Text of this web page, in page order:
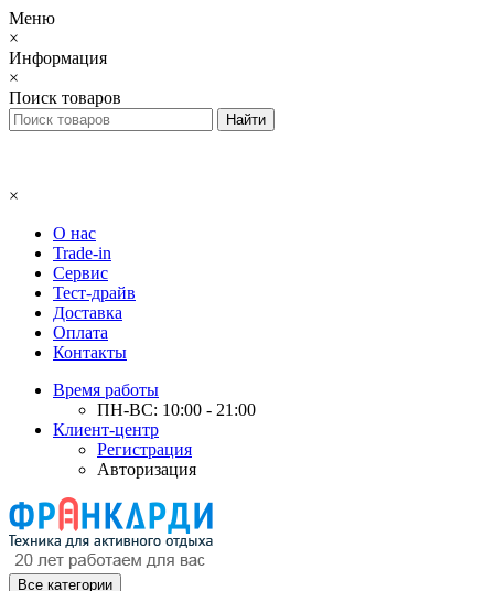
Меню
×
Информация
×
Поиск товаров
×
О нас
Trade-in
Сервис
Тест-драйв
Доставка
Оплата
Контакты
Время работы
ПН-ВС: 10:00 - 21:00
Клиент-центр
Регистрация
Авторизация
Все категории